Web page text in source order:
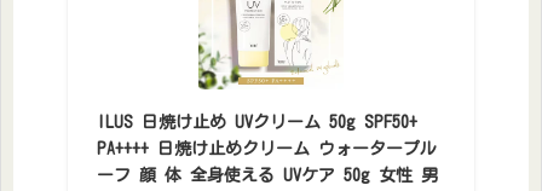
ILUS 日焼け止め UVクリーム 50g SPF50+
PA++++ 日焼け止めクリーム ウォータープル
ーフ 顔 体 全身使える UVケア 50g 女性 男